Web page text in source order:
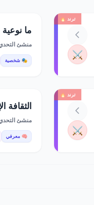
ترند 🔥
⚔️
ما
منشئ
🎭 شخصية
ترند 🔥
⚔️
الثقافة
منشئ
🧠 معرفي